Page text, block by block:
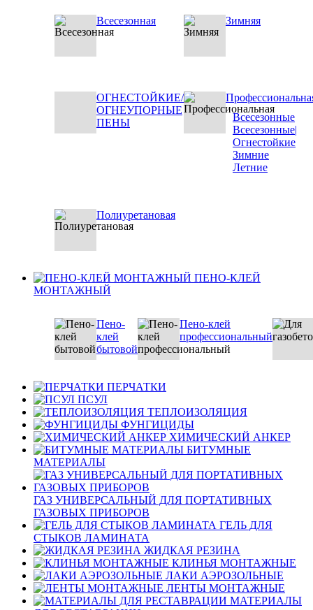
Всесезонная Зимняя
ОГНЕСТОЙКИЕ/
ОГНЕУПОРНЫЕ
ПЕНЫ
Всесезонные
Всесезонные|
Огнестойкие
Зимние
Летние
Полиуретановая
ПЕНО-КЛЕЙ
МОНТАЖНЫЙ
Пено-
клей
бытовой
Пено-клей
профессиональный
ПЕРЧАТКИ
ПСУЛ
ТЕПЛОИЗОЛЯЦИЯ
ФУНГИЦИДЫ
ХИМИЧЕСКИЙ АНКЕР
БИТУМНЫЕ
МАТЕРИАЛЫ
ГАЗ УНИВЕРСАЛЬНЫЙ ДЛЯ ПОРТАТИВНЫХ
ГАЗОВЫХ ПРИБОРОВ
ГЕЛЬ ДЛЯ
СТЫКОВ ЛАМИНАТА
ЖИДКАЯ РЕЗИНА
КЛИНЬЯ МОНТАЖНЫЕ
ЛАКИ АЭРОЗОЛЬНЫЕ
ЛЕНТЫ МОНТАЖНЫЕ
МАТЕРИАЛЫ